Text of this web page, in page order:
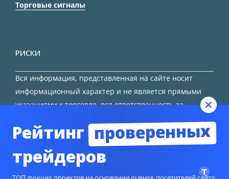
Торговые сигналы
РИСКИ
Вся информация, представленная на сайте носит
информационный характер и не является прямыми
указаниями к торговле, вся ответственность за
Рейтинг проверенных
трейдеров